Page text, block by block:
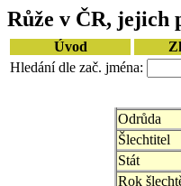
Růže v ČR, jejich
Úvod
Hledání dle zač. jména:
Odrůda
Šlechtitel
Stát
Rok